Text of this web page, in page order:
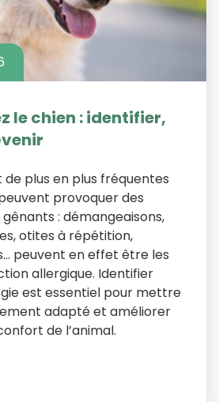
le chien : identifier,
de plus en plus fréquentes
provoquer des
: démangeaisons,
otites à répétition,
peuvent en effet être les
allergique. Identifier
est essentiel pour mettre
adapté et améliorer
de l’animal.